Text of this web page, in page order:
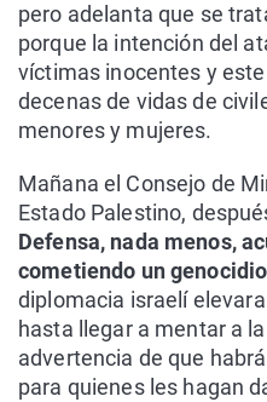
pero adelanta que se
porque la intención del
víctimas inocentes y
decenas de vidas de
menores y mujeres.
Mañana el Consejo de
Estado Palestino,
Defensa, nada menos,
cometiendo un
diplomacia israelí
hasta llegar a mentar a
advertencia de que
para quienes les hagan